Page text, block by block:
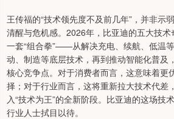
王传福的“技术领先度不及前几年”，并非示
清醒与危机感。2026年，比亚迪的五大技
一套“组合拳”——从解决充电、续航、低温
动、制造等底层技术，再到推动智能化普及
核心竞争点。对于消费者而言，这意味着更
择；对于行业而言，这将重新拉大技术代差
入“技术为王”的全新阶段。比亚迪的这场技
行业人士拭目以待。